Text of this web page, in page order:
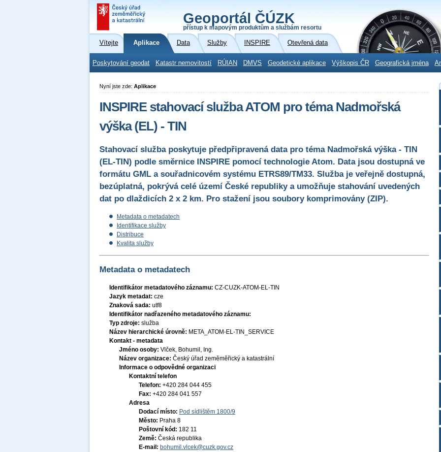
Geoportál ČÚZK
přístup k mapovým produktům a službám resortu
Vítejte Aplikace Data Služby INSPIRE Otevřená data
Poskytování geodat Katastr nemovitostí RÚIAN DMVS Geodetické aplikace Výškopis ČR Geografická jména
Nyní jste zde: Aplikace
INSPIRE stahovací služba ATOM pro téma Nadmořská
výška (EL) - TIN
Stahovací služba poskytuje předpřipravená data pro téma Nadmořská výška - TIN
(EL-TIN) podle směrnice INSPIRE pomocí technologie Atom. Data jsou dostupná ve
formátu GML a souřadnicovém systému ETRS89/TM33. Služba je veřejně dostupná,
bezúplatná, pokrývá celé území České republiky a umožňuje stahování uvedených
dat po dlaždicích 2 x 2 km. Pro stažení jsou soubory komprimovány (ZIP).
Metadata o metadatech
Identifikace služby
Distribuce
Kvalita služby
Metadata o metadatech
Identifikátor metadatového záznamu: CZ-CUZK-ATOM-EL-TIN
Jazyk metadat: cze
Znaková sada: utf8
Identifikátor nadřazeného metadatového záznamu:
Typ zdroje: služba
Název hierarchické úrovně: META_ATOM-EL-TIN_SERVICE
Kontakt - metadata
Jméno osoby: Vlček, Bohumil, Ing.
Název organizace: Český úřad zeměměřický a katastrální
Informace o odpovědné organizaci
Kontaktní telefon
Telefon: +420 284 044 455
Fax: +420 284 041 557
Adresa
Dodací místo: Pod sídlištěm 1800/9
Město: Praha 8
Poštovní kód: 182 11
Země: Česká republika
E-mail: bohumil.vlcek@cuzk.gov.cz